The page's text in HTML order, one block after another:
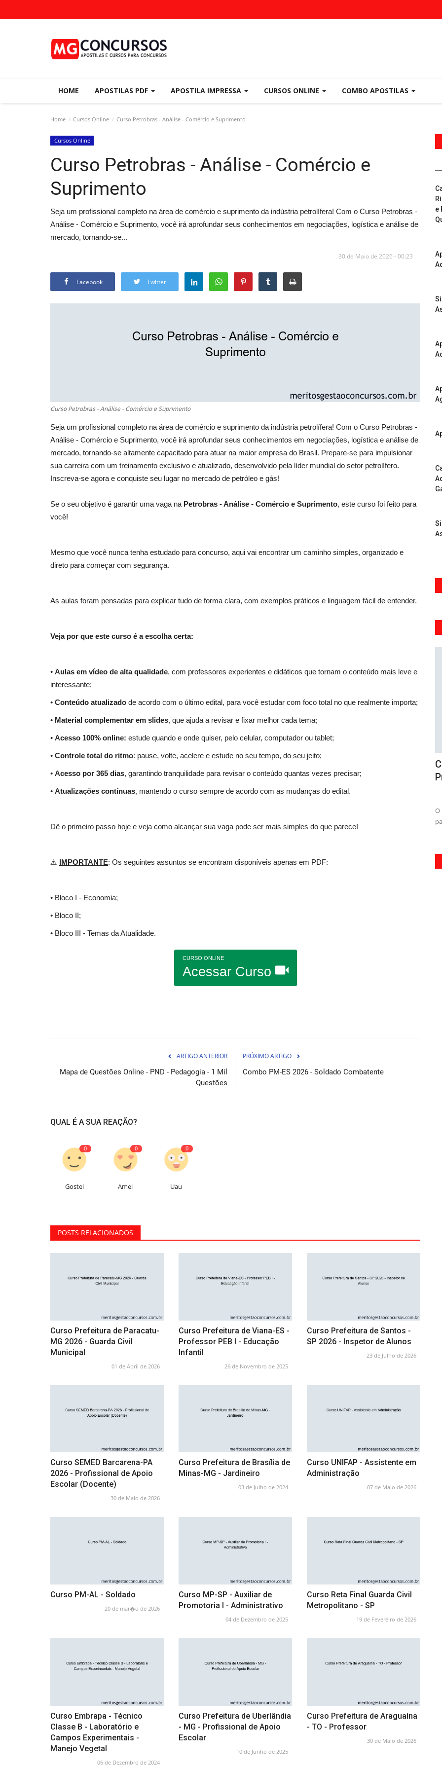
HOME APOSTILAS PDF APOSTILA IMPRESSA CURSOS ONLINE COMBO APOSTILAS
Home Cursos Online Curso Petrobras - Análise - Comércio e Suprimento
Cursos Online
Curso Petrobras - Análise - Comércio e
Suprimento
Seja um profissional completo na área de comércio e suprimento da indústria petrolífera! Com o Curso Petrobras -
Análise - Comércio e Suprimento, você irá aprofundar seus conhecimentos em negociações, logística e análise de
mercado, tornando-se...
30 de Maio de 2026 - 00:23
Facebook Twitter
Curso Petrobras - Análise - Comércio e Suprimento
Seja um profissional completo na área de comércio e suprimento da indústria petrolífera! Com o Curso Petrobras -
Análise - Comércio e Suprimento, você irá aprofundar seus conhecimentos em negociações, logística e análise de
mercado, tornando-se altamente capacitado para atuar na maior empresa do Brasil. Prepare-se para impulsionar
sua carreira com um treinamento exclusivo e atualizado, desenvolvido pela líder mundial do setor petrolífero.
Inscreva-se agora e conquiste seu lugar no mercado de petróleo e gás!
Se o seu objetivo é garantir uma vaga na Petrobras - Análise - Comércio e Suprimento, este curso foi feito para
você!
Mesmo que você nunca tenha estudado para concurso, aqui vai encontrar um caminho simples, organizado e
direto para começar com segurança.
As aulas foram pensadas para explicar tudo de forma clara, com exemplos práticos e linguagem fácil de entender.
Veja por que este curso é a escolha certa:
• Aulas em vídeo de alta qualidade, com professores experientes e didáticos que tornam o conteúdo mais leve e
interessante;
• Conteúdo atualizado de acordo com o último edital, para você estudar com foco total no que realmente importa;
• Material complementar em slides, que ajuda a revisar e fixar melhor cada tema;
• Acesso 100% online: estude quando e onde quiser, pelo celular, computador ou tablet;
• Controle total do ritmo: pause, volte, acelere e estude no seu tempo, do seu jeito;
• Acesso por 365 dias, garantindo tranquilidade para revisar o conteúdo quantas vezes precisar;
• Atualizações contínuas, mantendo o curso sempre de acordo com as mudanças do edital.
Dê o primeiro passo hoje e veja como alcançar sua vaga pode ser mais simples do que parece!
⚠️ IMPORTANTE: Os seguintes assuntos se encontram disponíveis apenas em PDF:
• Bloco I - Economia;
• Bloco II;
• Bloco III - Temas da Atualidade.
CURSO ONLINE
Acessar Curso
ARTIGO ANTERIOR
Mapa de Questões Online - PND - Pedagogia - 1 Mil
Questões
PRÓXIMO ARTIGO
Combo PM-ES 2026 - Soldado Combatente
QUAL É A SUA REAÇÃO?
0
Gostei
0
Amei
0
Uau
POSTS RELACIONADOS
Curso Prefeitura de Paracatu-
MG 2026 - Guarda Civil
Municipal
01 de Abril de 2026
Curso Prefeitura de Viana-ES -
Professor PEB I - Educação
Infantil
26 de Novembro de 2025
Curso Prefeitura de Santos -
SP 2026 - Inspetor de Alunos
23 de Julho de 2026
Curso SEMED Barcarena-PA
2026 - Profissional de Apoio
Escolar (Docente)
30 de Maio de 2026
Curso Prefeitura de Brasília de
Minas-MG - Jardineiro
03 de Julho de 2024
Curso UNIFAP - Assistente em
Administração
07 de Maio de 2026
Curso PM-AL - Soldado
20 de mar�o de 2026
Curso MP-SP - Auxiliar de
Promotoria I - Administrativo
04 de Dezembro de 2025
Curso Reta Final Guarda Civil
Metropolitano - SP
19 de Fevereiro de 2026
Curso Embrapa - Técnico
Classe B - Laboratório e
Campos Experimentais -
Manejo Vegetal
06 de Dezembro de 2024
Curso Prefeitura de Uberlândia
- MG - Profissional de Apoio
Escolar
10 de Junho de 2025
Curso Prefeitura de Araguaína
- TO - Professor
30 de Maio de 2026
e
Limeira - SP 2026 - Técnico...
05 de Agosto de 2026
Professor Licenciado...